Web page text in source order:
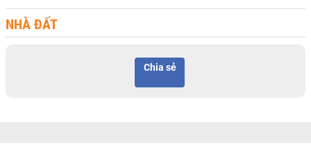
NHÀ ĐẤT
Chia sẻ